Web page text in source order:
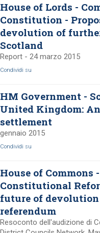
House of Lords -
Constitution -
devolution of
Scotland
Report - 24 marzo 2015
Condividi su
HM Government -
United Kingdom:
settlement
gennaio 2015
Condividi su
House of Commons
Constitutional
future of
referendum
Resoconto dell'audizione di